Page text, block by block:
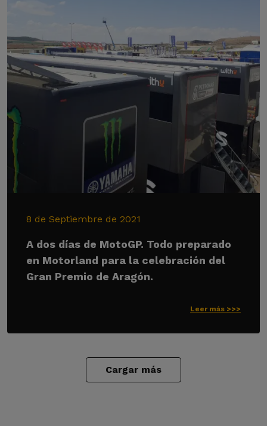
8 de Septiembre de 2021
A dos días de MotoGP. Todo preparado
en Motorland para la celebración del
Gran Premio de Aragón.
Leer más >>>
Cargar más